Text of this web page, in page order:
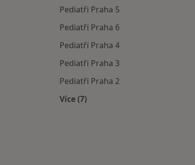
Pediatři Praha 5
Pediatři Praha 6
Pediatři Praha 4
Pediatři Praha 3
Pediatři Praha 2
Více (7)